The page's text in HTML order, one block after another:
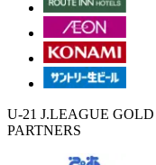
U-21 J.LEAGUE
PARTNERS